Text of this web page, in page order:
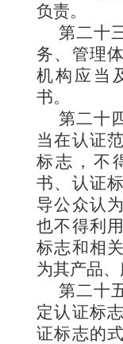
负责。
第二十
务、管理
机构应当
书。
第二十
当在认证
标志，不
书、认证
导公众认
也不得利
标志和相
为其产品、
第二十
定认证标
证标志的